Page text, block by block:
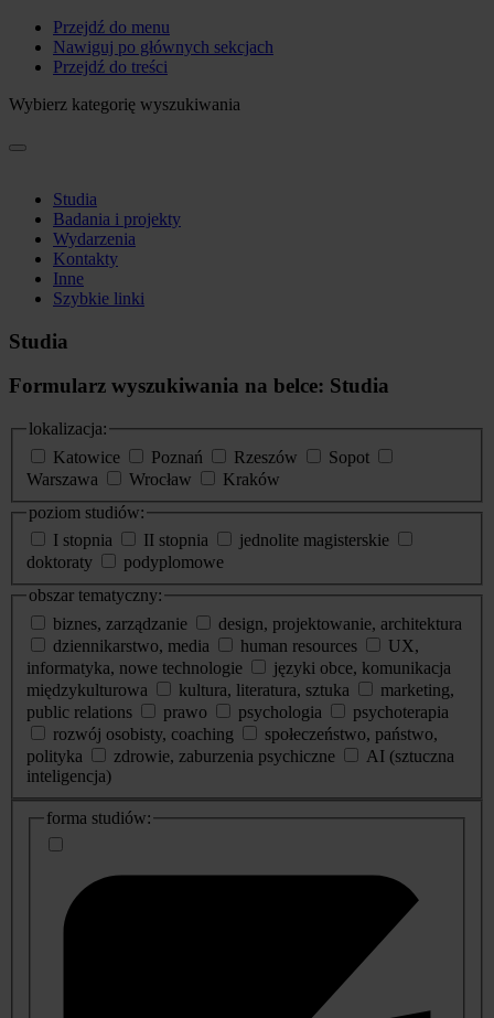
Przejdź do menu
Nawiguj po głównych sekcjach
Przejdź do treści
Wybierz kategorię wyszukiwania
Studia
Badania i projekty
Wydarzenia
Kontakty
Inne
Szybkie linki
Studia
Formularz wyszukiwania na belce: Studia
lokalizacja:
Katowice
Poznań Rzeszów
Sopot
Warszawa
Wrocław
Kraków
poziom studiów:
I stopnia
II stopnia
jednolite magisterskie
doktoraty
podyplomowe
obszar tematyczny:
biznes, zarządzanie
design, projektowanie, architektura
dziennikarstwo, media
human resources
UX,
informatyka, nowe technologie
języki obce, komunikacja
międzykulturowa
kultura, literatura, sztuka
marketing,
public relations
prawo psychologia
psychoterapia
rozwój osobisty, coaching
społeczeństwo, państwo,
polityka
zdrowie, zaburzenia psychiczne
AI (sztuczna
inteligencja)
dodatkowe
informacje
forma studiów: